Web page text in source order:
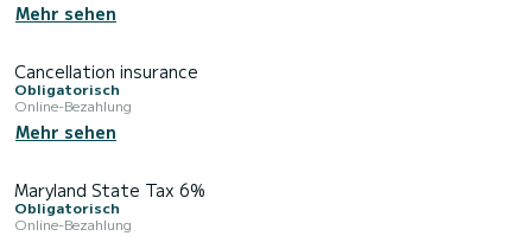
Mehr sehen
Cancellation insurance
Obligatorisch
Online-Bezahlung
Mehr sehen
Maryland State Tax 6%
Obligatorisch
Online-Bezahlung